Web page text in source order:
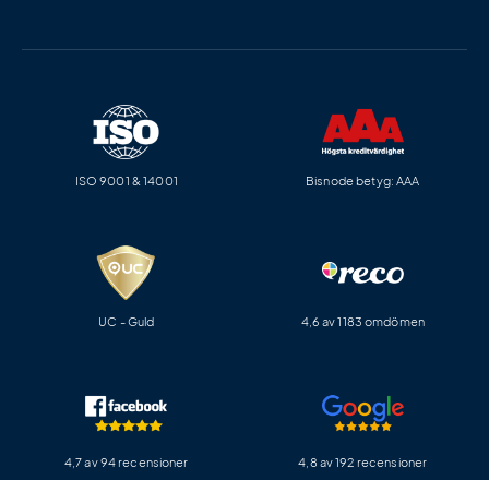
ISO 9001 & 14001 Bisnode betyg: AAA
UC - Guld 4,6 av 1183 omdömen
4,7 av 94 recensioner 4,8 av 192 recensioner